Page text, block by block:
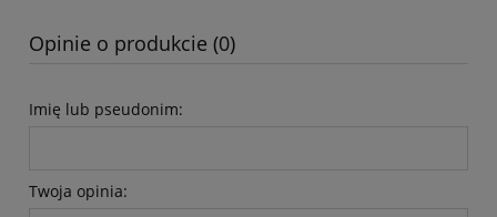
Opinie o produkcie (0)
Imię lub pseudonim:
Twoja opinia: